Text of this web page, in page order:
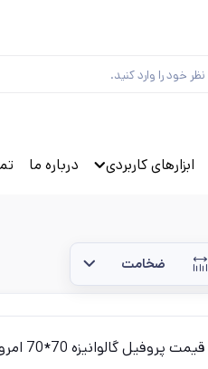
ابزارهای کاربردی درباره ما
ضخامت